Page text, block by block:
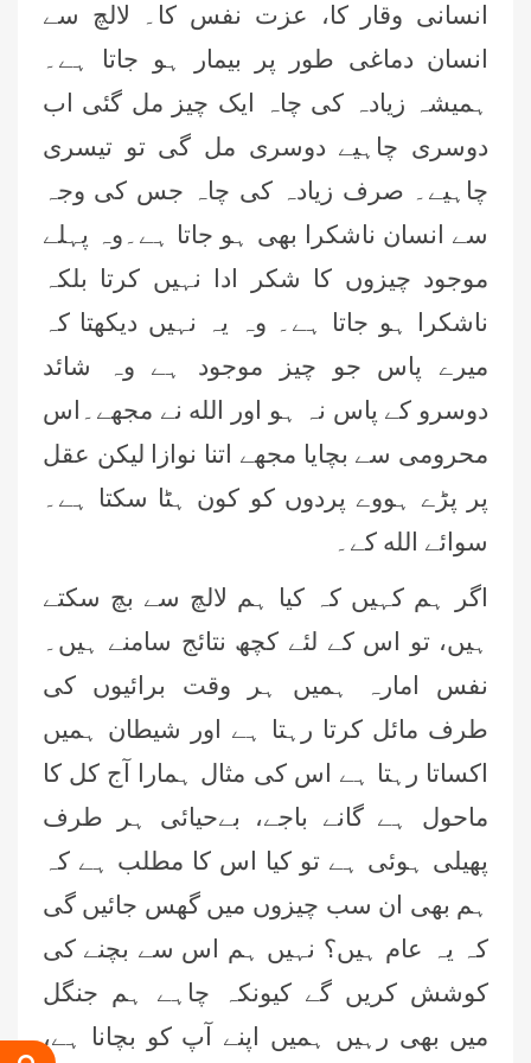
انسانی وقار کا، عزت نفس کا۔ لالچ سے
انسان دماغی طور پر بیمار ہو جاتا ہے۔
ہمیشہ زیادہ کی چاہ ایک چیز مل گئی اب
دوسری چاہیے دوسری مل گی تو تیسری
چاہیے۔ صرف زیادہ کی چاہ جس کی وجہ
سے انسان ناشکرا بھی ہو جاتا ہے۔وہ پہلے
موجود چیزوں کا شکر ادا نہیں کرتا بلکہ
ناشکرا ہو جاتا ہے۔ وہ یہ نہیں دیکھتا کہ
میرے پاس جو چیز موجود ہے وہ شائد
دوسرو کے پاس نہ ہو اور الله نے مجھے۔اس
محرومی سے بچایا مجھے اتنا نوازا لیکن عقل
پر پڑے ہووے پردوں کو کون ہٹا سکتا ہے۔
سوائے الله کے۔
اگر ہم کہیں کہ کیا ہم لالچ سے بچ سکتے
ہیں، تو اس کے لئے کچھ نتائج سامنے ہیں۔
نفس امارہ ہمیں ہر وقت برائیوں کی
طرف مائل کرتا رہتا ہے اور شیطان ہمیں
اکساتا رہتا ہے اس کی مثال ہمارا آج کل کا
ماحول ہے گانے باجے، بےحیائی ہر طرف
پھیلی ہوئی ہے تو کیا اس کا مطلب ہے کہ
ہم بھی ان سب چیزوں میں گھس جائیں گی
کہ یہ عام ہیں؟ نہیں ہم اس سے بچنے کی
کوشش کریں گے کیونکہ چاہے ہم جنگل
میں بھی رہیں ہمیں اپنے آپ کو بچانا ہے،
المدینہ فیضان مدینہ ،کراچی،پاکستان)
محمد وقاص (مرکزی جامعۃ المدینہ
فیضان مدینہ،کراچی ،پاکستان)
محمد سعد عمران (درجہ عالیہ مرکزی
جامعۃ المدینہ فیضانِ مدینہ ،کراچی
،پاکستان)